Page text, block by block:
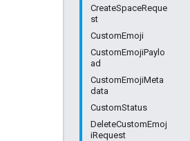
CreateSpaceReque
st
CustomEmoji
CustomEmojiPaylo
ad
CustomEmojiMeta
data
CustomStatus
DeleteCustomEmoj
iRequest